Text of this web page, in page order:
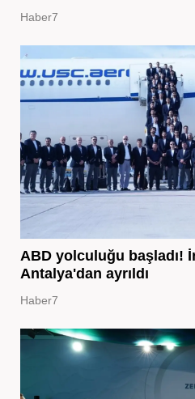
Haber7
ABD yolculuğu başladı!
Antalya'dan ayrıldı
Haber7